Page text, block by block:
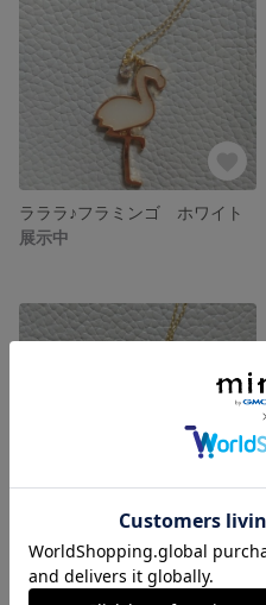
ラララ♪フラミンゴ ホワイト
展示中
ユニコーンと星めぐり☆緑
展示中